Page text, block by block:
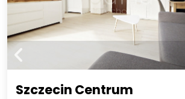
Szczecin Centrum